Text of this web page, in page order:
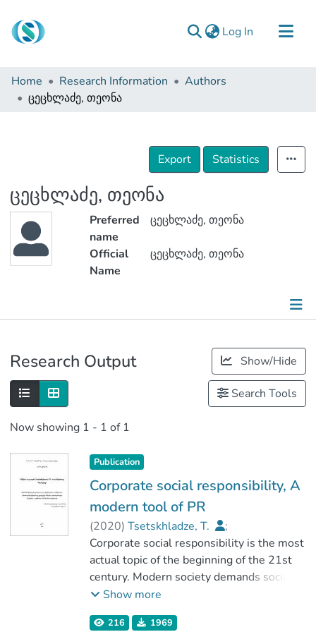
Log In (current)
Communities & Collections
Browse
Home Research Information
Authors
ცეცხლაძე, თეონა
Export Statistics
ცეცხლაძე, თეონა
Preferred
name
ცეცხლაძე, თეონა
Official
Name
ცეცხლაძე, თეონა
Research Output Show/Hide
Search Tools
Now showing 1 - 1 of 1
Publication
Corporate social responsibility, A
modern tool of PR
(2020) Tsetskhladze, T.
;
სოსანიძე, მაკა
;
სოციალურ მეცნიერებათა, ბიზნესისა და
სამართალმცოდნეობის ფაკულტეტი
;
უნივერსიტეტი
Corporate social responsibility is the most
actual topic of the beginning of the 21st
century. Modern society demands social
responsibility from companies of all sizes
makes the topic relevant.
Show more
216 1969